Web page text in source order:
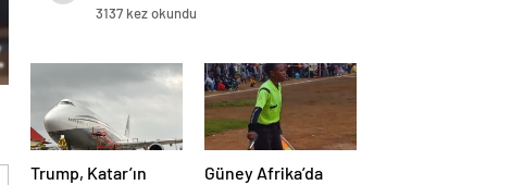
3137 kez okundu
Trump, Katar’ın
Güney Afrika’da